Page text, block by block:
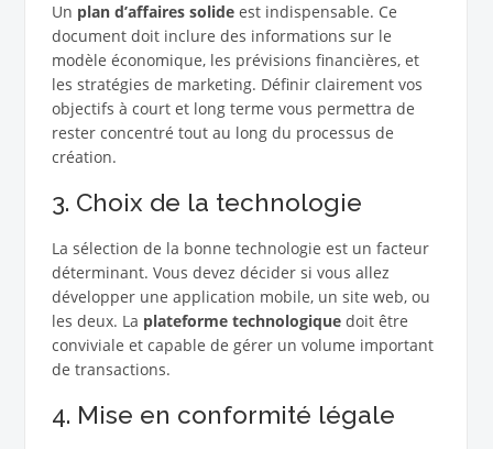
Un plan d’affaires solideest indispensable. Ce
document doit inclure des informations sur le
modèle économique, les prévisions financières, et
les stratégies de marketing. Définir clairement vos
objectifs à court et long terme vous permettra de
rester concentré tout au long du processus de
création.
3. Choix de la technologie
La sélection de la bonne technologie est un facteur
déterminant. Vous devez décider si vous allez
développer une application mobile, un site web, ou
les deux. La plateforme technologiquedoit être
conviviale et capable de gérer un volume important
de transactions.
4. Mise en conformité légale